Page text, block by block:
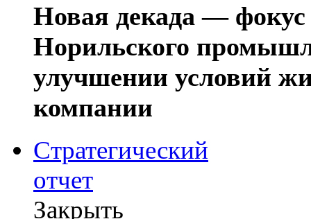
Новая декада — фокус
Норильского
улучшении условий
компании
Стратегический
отчет
Закрыть